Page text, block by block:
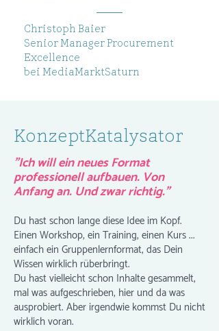
Christoph Baier
Senior Manager Procurement
Excellence
bei MediaMarktSaturn
KonzeptKatalysator
"Ich will ein neues Format
professionell aufbauen. Von
Anfang an. Und zwar richtig."
Du hast schon lange diese Idee im Kopf.
Einen Workshop, ein Training, einen Kurs ...
einfach ein Gruppenlernformat, das Dein
Wissen wirklich rüberbringt.
Du hast vielleicht schon Inhalte gesammelt,
mal was aufgeschrieben, hier und da was
ausprobiert. Aber irgendwie kommst Du nicht
wirklich voran.